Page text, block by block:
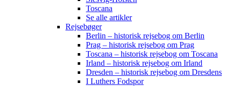
Toscana
Se alle artikler
Rejsebøger
Berlin – historisk rejsebog om Berlin
Prag – historisk rejsebog om Prag
Toscana – historisk rejsebog om Toscana
Irland – historisk rejsebog om Irland
Dresden – historisk rejsebog om Dresdens
I Luthers Fodspor